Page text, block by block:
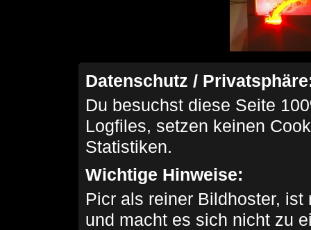
Datenschutz /
Du besuchst diese Seite
Logfiles, setzen keinen
Statistiken.
Wichtige Hinweise:
Picr als reiner Bildhoster,
und macht es sich nicht zu